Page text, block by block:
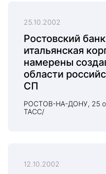
25.10.2002
Ростовский
итальянская
намерены
области
СП
РОСТОВ-НА-ДОНУ, 25
ТАСС/
12.10.2002